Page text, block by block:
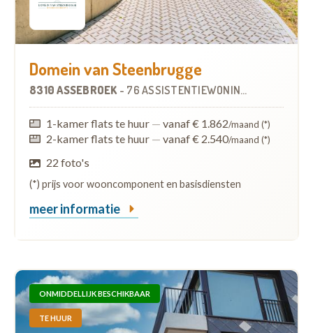
Domein van Steenbrugge
8310 ASSEBROEK - 76 ASSISTENTIEWONINGEN
1-kamer flats te huur — vanaf € 1.862/maand (*)
2-kamer flats te huur — vanaf € 2.540/maand (*)
22 foto's
(*) prijs voor wooncomponent en basisdiensten
meer informatie
ONMIDDELLIJK BESCHIKBAAR
TE HUUR